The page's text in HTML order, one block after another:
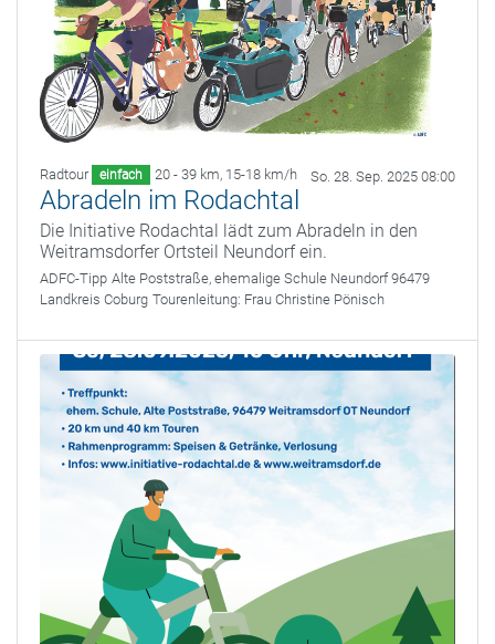
Radtour einfach 20 - 39 km, 15-18 km/h So. 28. Sep. 2025 08:00
Abradeln im Rodachtal
Die Initiative Rodachtal lädt zum Abradeln in den
Weitramsdorfer Ortsteil Neundorf ein.
ADFC-Tipp Alte Poststraße, ehemalige Schule Neundorf 96479
Landkreis Coburg Tourenleitung: Frau Christine Pönisch